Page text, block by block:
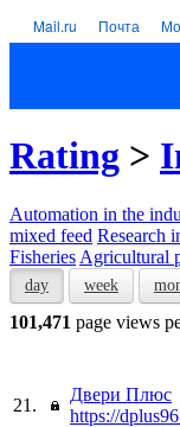
Mail.ru Почта
Rating >
Automation in the
mixed feed Research
Fisheries Agricultural
day week
101,471 page views
21.
Двери Плюс
https://